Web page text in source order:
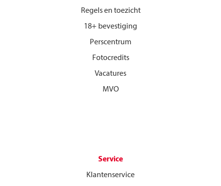
Regels en toezicht
18+ bevestiging
Perscentrum
Fotocredits
Vacatures
MVO
Service
Klantenservice